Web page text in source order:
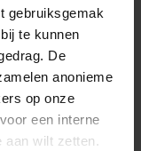
gebruiksgemak
te kunnen
De
anonieme
op onze
een interne
aan wilt zetten.